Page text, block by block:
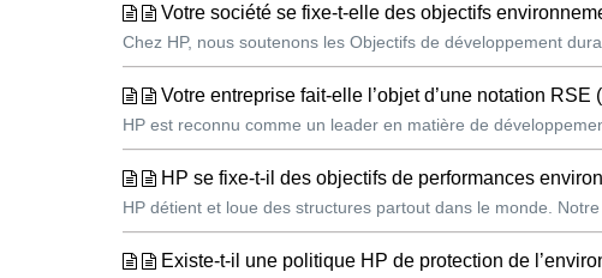
Votre société se fixe-t-elle des objectifs
Chez HP, nous soutenons les Objectifs de développement
Votre entreprise fait-elle l’objet d’une notation RSE
HP est reconnu comme un leader en matière de
HP se fixe-t-il des objectifs de performances
HP détient et loue des structures partout dans le monde.
Existe-t-il une politique HP de protection de